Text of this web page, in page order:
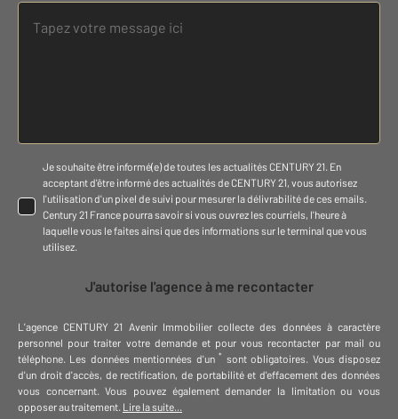
Je souhaite être informé(e) de toutes les actualités CENTURY 21. En
acceptant d'être informé des actualités de CENTURY 21, vous autorisez
l'utilisation d'un pixel de suivi pour mesurer la délivrabilité de ces emails.
Century 21 France pourra savoir si vous ouvrez les courriels, l'heure à
laquelle vous le faites ainsi que des informations sur le terminal que vous
utilisez.
J'autorise l'agence à me recontacter
L'agence CENTURY 21 Avenir Immobilier collecte des données à caractère
personnel pour traiter votre demande et pour vous recontacter par mail ou
téléphone. Les données mentionnées d'un * sont obligatoires. Vous disposez
d'un droit d'accès, de rectification, de portabilité et d'effacement des données
vous concernant. Vous pouvez également demander la limitation ou vous
opposer au traitement. Lire la suite...